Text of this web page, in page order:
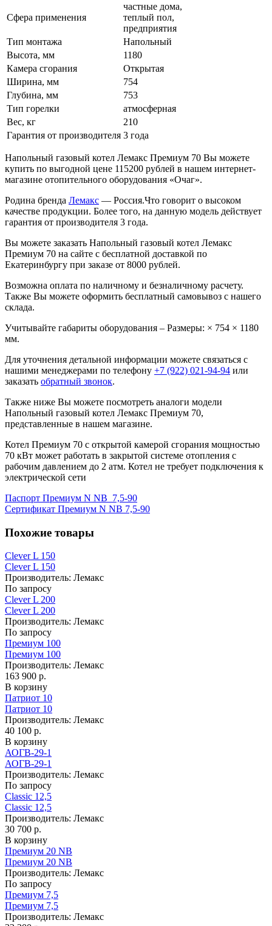
Сфера применения
частные дома,
теплый пол,
предприятия
Тип монтажа
Напольный
Высота, мм
1180
Камера сгорания
Открытая
Ширина, мм
754
Глубина, мм
753
Тип горелки
атмосферная
Вес, кг
210
Гарантия от производителя 3 года
Напольный газовый котел Лемакс Премиум 70 Вы можете
купить по выгодной цене 115200 рублей в нашем интернет-
магазине отопительного оборудования «Очаг».
Родина бренда Лемакс — Россия.Что говорит о высоком
качестве продукции. Более того, на данную модель действует
гарантия от производителя 3 года.
Вы можете заказать Напольный газовый котел Лемакс
Премиум 70 на сайте с бесплатной доставкой по
Екатеринбургу при заказе от 8000 рублей.
Возможна оплата по наличному и безналичному расчету.
Также Вы можете оформить бесплатный самовывоз с нашего
склада.
Учитывайте габариты оборудования – Размеры: × 754 × 1180
мм.
Для уточнения детальной информации можете связаться с
нашими менеджерами по телефону +7 (922) 021-94-94 или
заказать обратный звонок.
Также ниже Вы можете посмотреть аналоги модели
Напольный газовый котел Лемакс Премиум 70,
представленные в нашем магазине.
Котел Премиум 70 с открытой камерой сгорания мощностью
70 кВт может работать в закрытой системе отопления с
рабочим давлением до 2 атм. Котел не требует подключения к
электрической сети
Паспорт Премиум N NB_7,5-90
Сертификат Премиум N NB 7,5-90
Похожие товары
Clever L 150
Clever L 150
Производитель: Лемакс
По запросу
Clever L 200
Clever L 200
Производитель: Лемакс
По запросу
Премиум 100
Премиум 100
Производитель: Лемакс
163 900 р.
В корзину
Патриот 10
Патриот 10
Производитель: Лемакс
40 100 р.
В корзину
АОГВ-29-1
АОГВ-29-1
Производитель: Лемакс
По запросу
Classic 12,5
Classic 12,5
Производитель: Лемакс
30 700 р.
В корзину
Премиум 20 NB
Премиум 20 NB
Производитель: Лемакс
По запросу
Премиум 7,5
Премиум 7,5
Производитель: Лемакс